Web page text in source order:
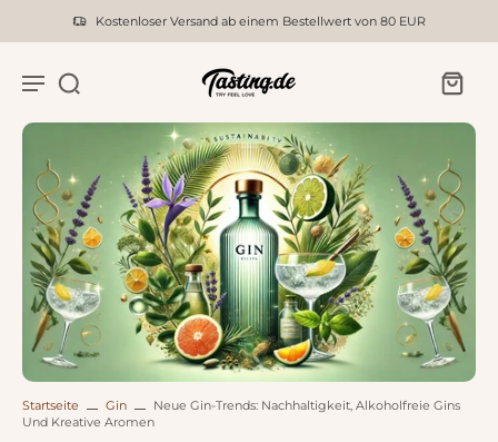
Kostenloser Versand ab einem Bestellwert von 80 EUR
Startseite Gin
Neue Gin-Trends: Nachhaltigkeit, Alkoholfreie Gins
Und Kreative Aromen